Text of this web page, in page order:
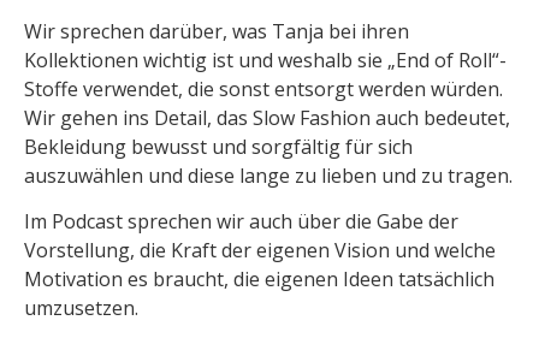
Wir sprechen darüber, was Tanja bei ihren
Kollektionen wichtig ist und weshalb sie „End of Roll“-
Stoffe verwendet, die sonst entsorgt werden würden.
Wir gehen ins Detail, das Slow Fashion auch bedeutet,
Bekleidung bewusst und sorgfältig für sich
auszuwählen und diese lange zu lieben und zu tragen.
Im Podcast sprechen wir auch über die Gabe der
Vorstellung, die Kraft der eigenen Vision und welche
Motivation es braucht, die eigenen Ideen tatsächlich
umzusetzen.